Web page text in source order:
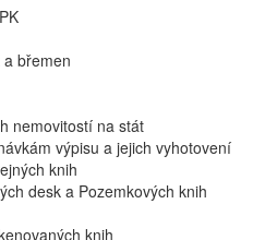
břemen
nemovitostí na stát
výpisu a jejich vyhotovení
knih
desk a Pozemkových knih
knih